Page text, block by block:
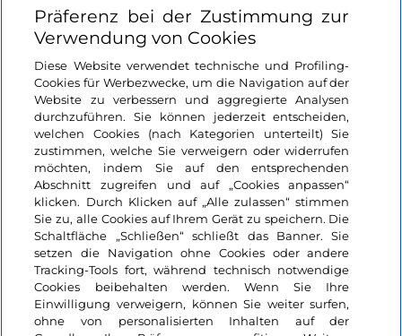
Nützliche Links
Login
Bleiben wir in Kontakt
Präferenz bei der Zustimmung zur
Verwendung von Cookies
Diese Website verwendet technische und Profiling-
Cookies für Werbezwecke, um die Navigation auf der
Website zu verbessern und aggregierte Analysen
durchzuführen. Sie können jederzeit entscheiden,
welchen Cookies (nach Kategorien unterteilt) Sie
zustimmen, welche Sie verweigern oder widerrufen
möchten, indem Sie auf den entsprechenden
Abschnitt zugreifen und auf „Cookies anpassen“
klicken. Durch Klicken auf „Alle zulassen“ stimmen
Sie zu, alle Cookies auf Ihrem Gerät zu speichern. Die
Schaltfläche „Schließen“ schließt das Banner. Sie
setzen die Navigation ohne Cookies oder andere
Tracking-Tools fort, während technisch notwendige
Cookies beibehalten werden. Wenn Sie Ihre
Einwilligung verweigern, können Sie weiter surfen,
ohne von personalisierten Inhalten auf der